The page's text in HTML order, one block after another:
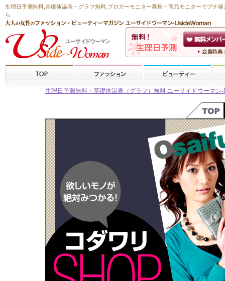
生理日予測無料 基礎体温表・グラフ無料 ,ブロガーモニター募集・商品モニターでプチ稼
ら
生理日予測無料・基礎体温表（グラフ）無料 ユーサイドウーマン-